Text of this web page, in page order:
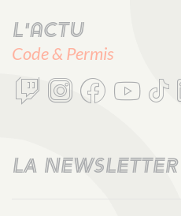
L'actu
Code & Permis
LA NEWSLETTER